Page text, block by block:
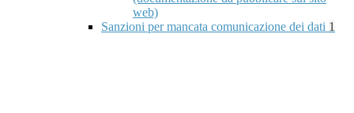
web)
Sanzioni per mancata comunicazione dei dati 1